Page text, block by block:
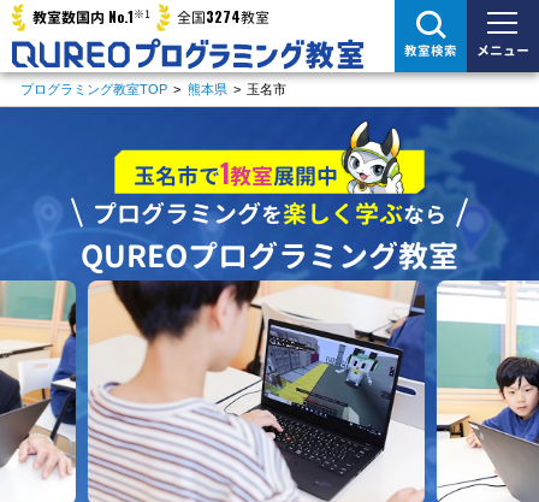
教室数国内 No.1※1 全国3274教室
教室検索 メニュー
プログラミング教室TOP > 熊本県 > 玉名市
玉名市で1教室展開中
プログラミングを楽しく学ぶなら
QUREOプログラミング教室